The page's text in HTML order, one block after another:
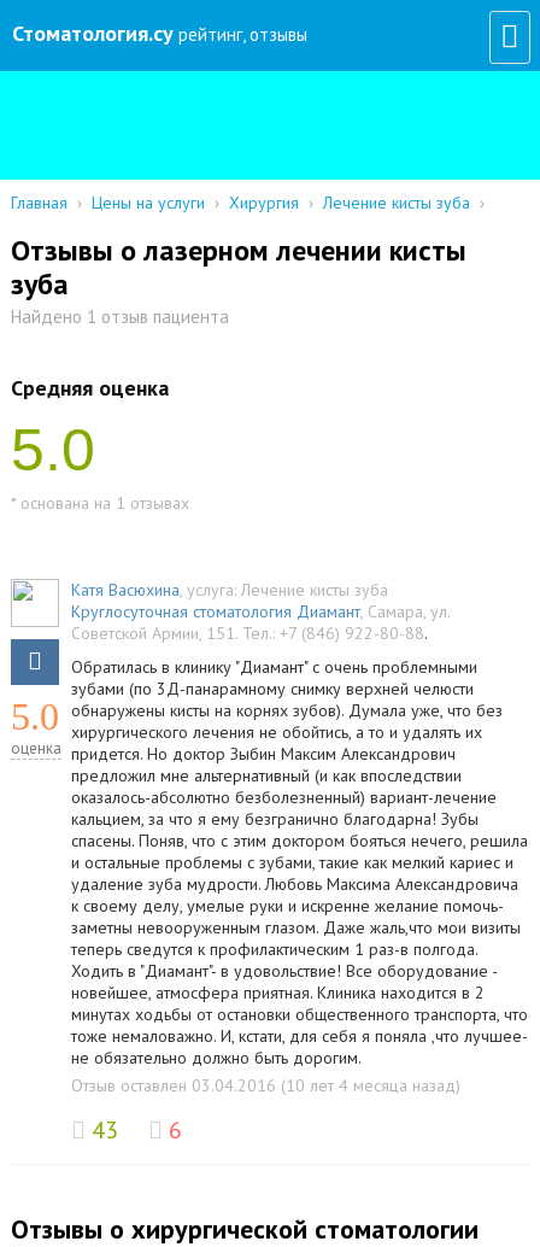
Стоматология.су рейтинг, отзывы
Главная › Цены на услуги › Хирургия › Лечение кисты зуба ›
Отзывы о лазерном лечении кисты
зуба
Найдено 1 отзыв пациента
Средняя оценка
5.0
* основана на 1 отзывах
5.0
оценка
Катя Васюхина, услуга:Лечение кисты зуба
Круглосуточная стоматология Диамант, Самара, ул.
Советской Армии, 151. Тел.: +7 (846) 922-80-88.
Обратилась в клинику "Диамант" с очень проблемными
зубами (по 3Д-панарамному снимку верхней челюсти
обнаружены кисты на корнях зубов). Думала уже, что без
хирургического лечения не обойтись, а то и удалять их
придется. Но доктор Зыбин Максим Александрович
предложил мне альтернативный (и как впоследствии
оказалось-абсолютно безболезненный) вариант-лечение
кальцием, за что я ему безгранично благодарна! Зубы
спасены. Поняв, что с этим доктором бояться нечего, решила
и остальные проблемы с зубами, такие как мелкий кариес и
удаление зуба мудрости. Любовь Максима Александровича
к своему делу, умелые руки и искренне желание помочь-
заметны невооруженным глазом. Даже жаль,что мои визиты
теперь сведутся к профилактическим 1 раз-в полгода.
Ходить в "Диамант"- в удовольствие! Все оборудование -
новейшее, атмосфера приятная. Клиника находится в 2
минутах ходьбы от остановки общественного транспорта, что
тоже немаловажно. И, кстати, для себя я поняла ,что лучшее-
не обязательно должно быть дорогим.
Отзыв оставлен 03.04.2016 (10 лет 4 месяца назад)
43 6
Отзывы о хирургической стоматологии